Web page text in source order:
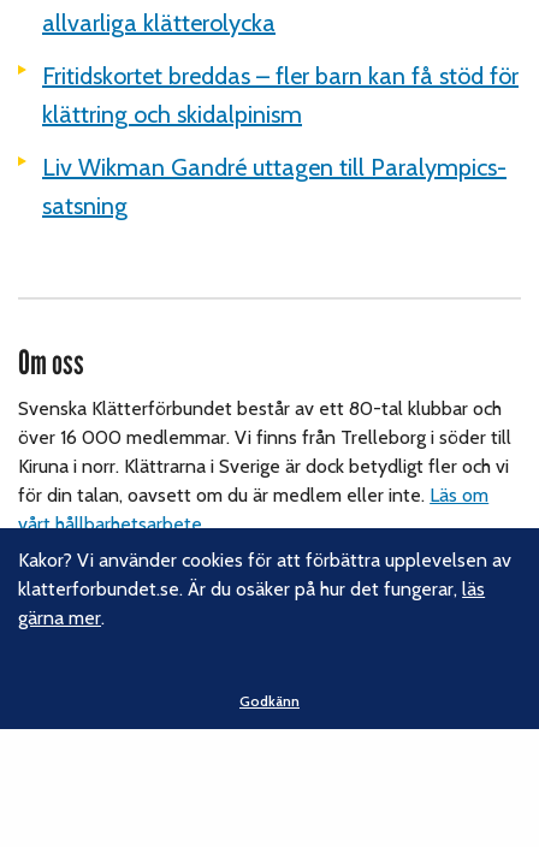
allvarliga klätterolycka
Fritidskortet breddas – fler barn kan få stöd för
klättring och skidalpinism
Liv Wikman Gandré uttagen till Paralympics-
satsning
Om oss
Svenska Klätterförbundet består av ett 80-tal klubbar och
över 16 000 medlemmar. Vi finns från Trelleborg i söder till
Kiruna i norr. Klättrarna i Sverige är dock betydligt fler och vi
för din talan, oavsett om du är medlem eller inte. Läs om
vårt hållbarhetsarbete.
Följ oss
Nyhetsbrev
Kakor? Vi använder cookies för att förbättra upplevelsen av
klatterforbundet.se. Är du osäker på hur det fungerar,läs
gärna mer.
Godkänn